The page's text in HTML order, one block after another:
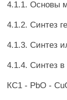
4.1.1. Основы
4.1.2. Синтез
4.1.3. Синтез
4.1.4. Синтез
КС1 - PbO -